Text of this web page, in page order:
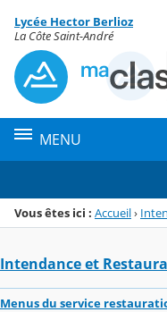
Menu de la rubrique
Contenu
Lycée Hector Berlioz
La Côte Saint-André
MENU
Vous êtes ici : Accueil›
Intendance et
Menus du service